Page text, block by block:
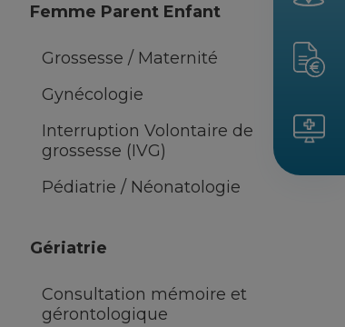
Femme Parent Enfant
Grossesse / Maternité
Gynécologie
Interruption Volontaire de
grossesse (IVG)
Pédiatrie / Néonatologie
Gériatrie
Consultation mémoire et
gérontologique